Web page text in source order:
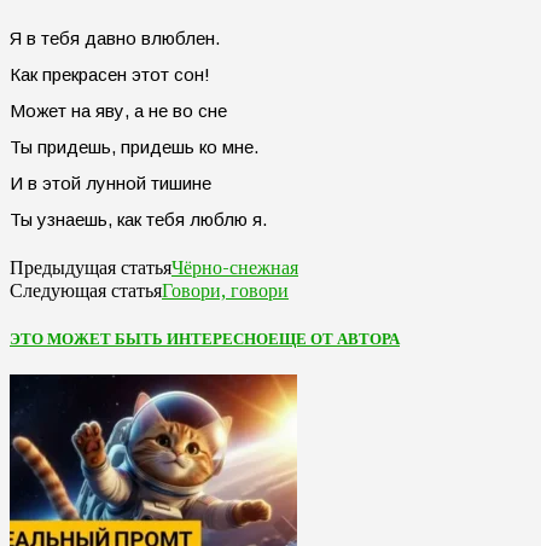
Я в тебя давно влюблен.
Как прекрасен этот сон!
Может на яву, а не во сне
Ты придешь, придешь ко мне.
И в этой лунной тишине
Ты узнаешь, как тебя люблю я.
Предыдущая статьяЧёрно-снежная
Следующая статьяГовори, говори
ЭТО МОЖЕТ БЫТЬ ИНТЕРЕСНОЕЩЕ ОТ АВТОРА